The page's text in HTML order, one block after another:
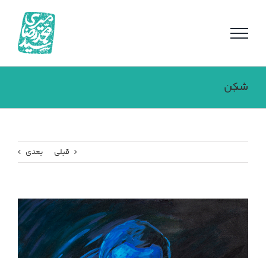
شب شکن
قبلی بعدی
مشاهده
تصویر
بزرگتر